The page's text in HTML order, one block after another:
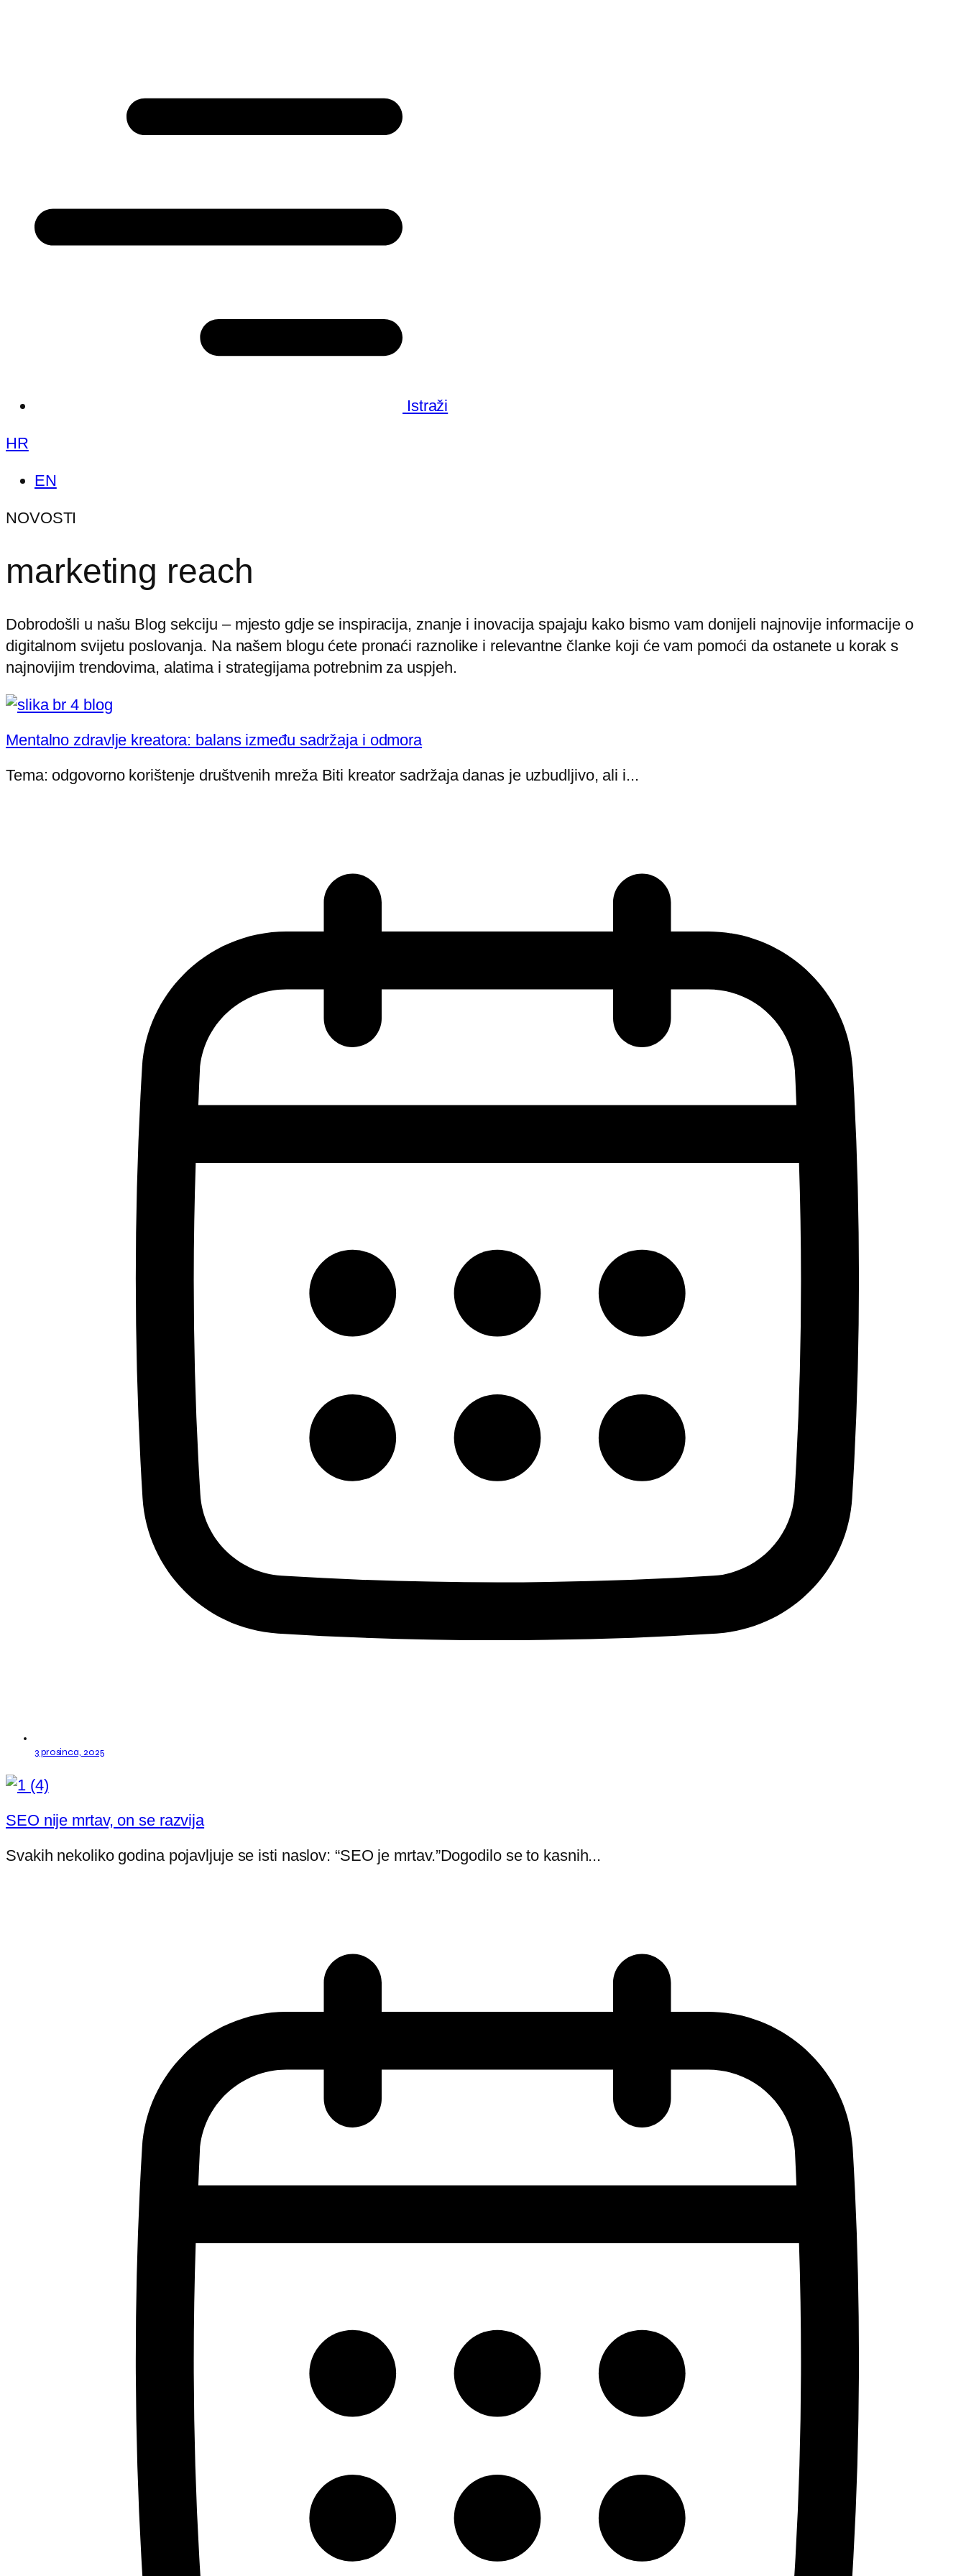
Istraži
HR
EN
NOVOSTI
marketing reach
Dobrodošli u našu Blog sekciju – mjesto gdje se inspiracija, znanje i inovacija spajaju kako bismo vam donijeli najnovije informacije o
digitalnom svijetu poslovanja. Na našem blogu ćete pronaći raznolike i relevantne članke koji će vam pomoći da ostanete u korak s
najnovijim trendovima, alatima i strategijama potrebnim za uspjeh.
Mentalno zdravlje kreatora: balans između sadržaja i odmora
Tema: odgovorno korištenje društvenih mreža Biti kreator sadržaja danas je uzbudljivo, ali i...
3 prosinca, 2025
SEO nije mrtav, on se razvija
Svakih nekoliko godina pojavljuje se isti naslov: “SEO je mrtav.”Dogodilo se to kasnih...